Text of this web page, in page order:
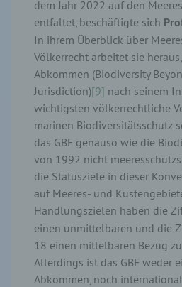
dem Jahr 2022 auf den
entfaltet, beschäftigte sich
In ihrem Überblick über
Völkerrecht arbeitet sie
Abkommen (Biodiversity
Jurisdiction)[9] nach seinem
wichtigsten völkerrechtliche
marinen Biodiversitätsschutz
das GBF genauso wie die
von 1992 nicht
die Statusziele in dieser
auf Meeres- und
Handlungszielen haben die
einen unmittelbaren und die
18 einen mittelbaren Bezug
Allerdings ist das GBF weder
Abkommen, noch